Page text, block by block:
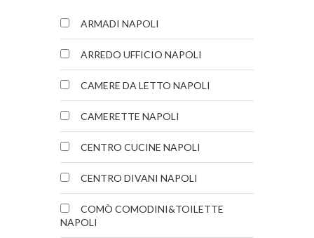
ARMADI NAPOLI
ARREDO UFFICIO NAPOLI
CAMERE DA LETTO NAPOLI
CAMERETTE NAPOLI
CENTRO CUCINE NAPOLI
CENTRO DIVANI NAPOLI
COMÒ COMODINI&TOILETTE
NAPOLI